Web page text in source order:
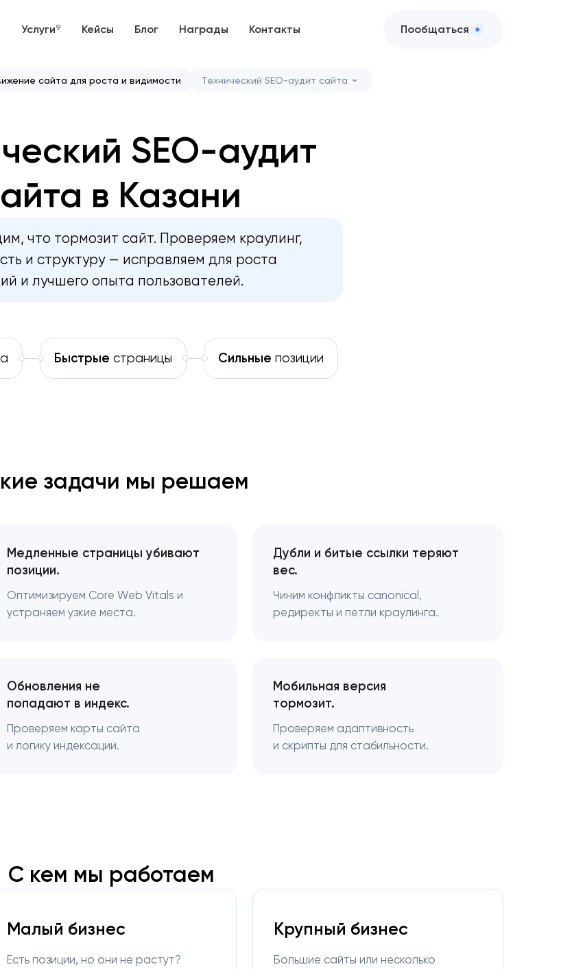
Услуги9 Кейсы Блог Награды Контакты Пообщаться
сайта для роста и видимости Технический SEO-аудит сайта
SEO-аудит
в Казани
что тормозит сайт. Проверяем краулинг,
и структуру — исправляем для роста
и лучшего опыта пользователей.
Быстрые страницы Сильные позиции
задачи мы решаем
Медленные страницы убивают
позиции.
Оптимизируем Core Web Vitals и
устраняем узкие места.
Дубли и битые ссылки теряют
вес.
Чиним конфликты canonical,
редиректы и петли краулинга.
Обновления не
попадают в индекс.
Проверяем карты сайта
и логику индексации.
Мобильная версия
тормозит.
Проверяем адаптивность
и скрипты для стабильности.
С кем мы работаем
Малый бизнес
Есть позиции, но они не растут?
Крупный бизнес
Большие сайты или несколько